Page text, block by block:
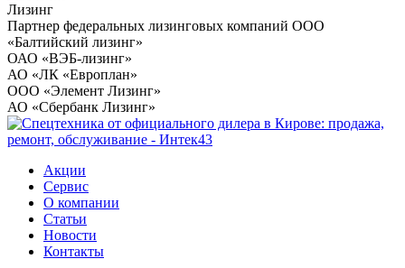
Лизинг
Партнер федеральных лизинговых компаний ООО
«Балтийский лизинг»
ОАО «ВЭБ-лизинг»
АО «ЛК «Европлан»
ООО «Элемент Лизинг»
АО «Сбербанк Лизинг»
Акции
Сервис
О компании
Статьи
Новости
Контакты